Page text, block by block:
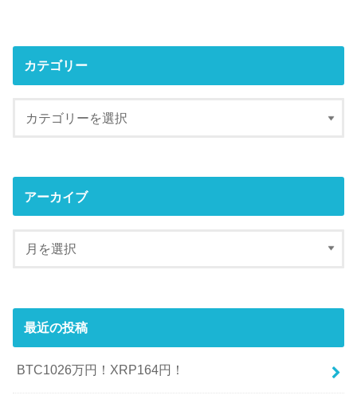
カテゴリー
アーカイブ
最近の投稿
BTC1026万円！XRP164円！